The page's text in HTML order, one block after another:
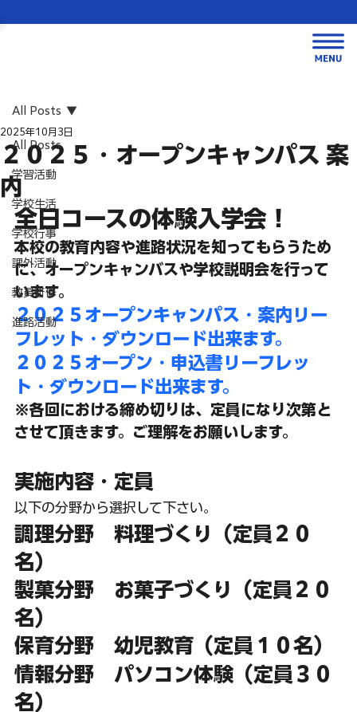
All Posts
学習活動
学校生活
学校行事
課外活動
教員研修
進路活動
All Posts
２０２５・オープンキャンパス 案
内
2025年10月3日
全日コースの体験入学会！
本校の教育内容や進路状況を知ってもらうため
に、オープンキャンバスや学校説明会を行って
います。
２０２５オープンキャンパス・案内リー
フレット・ダウンロード出来ます。
２０２５オープン・申込書リーフレッ
ト・ダウンロード出来ます。
※各回における締め切りは、定員になり次第と
させて頂きます。ご理解をお願いします。
実施内容・定員
以下の分野から選択して下さい。
調理分野　料理づくり（定員２０
名）
製菓分野　お菓子づくり（定員２０
名）
保育分野　幼児教育（定員１０名）
情報分野　パソコン体験（定員３０
名）